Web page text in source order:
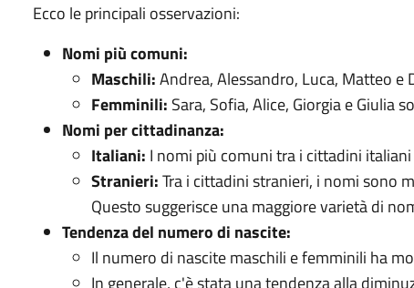
Ecco le principali osservazioni:
Nomi più comuni:
Maschili:Andrea, Alessandro, Luca, Matteo
Femminili: Sara, Sofia, Alice, Giorgia e Giulia
Nomi per cittadinanza:
Italiani: I nomi più comuni tra i cittadini
Stranieri:Tra i cittadini stranieri, i nomi sono
Questo suggerisce una maggiore varietà di
Tendenza del numero di nascite:
Il numero di nascite maschili e femminili ha
In generale, c'è stata una tendenza alla